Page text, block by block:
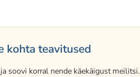
kohta teavitused
soovi korral nende käekäigust meilitsi.